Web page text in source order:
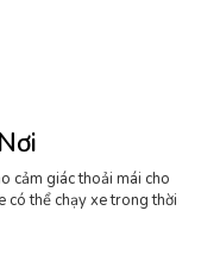
cảm giác thoải mái cho
có thể chạy xe trong thời